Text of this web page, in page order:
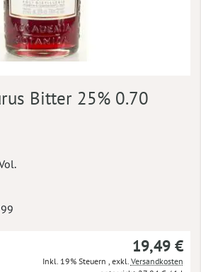
Bitter 25% 0.70
19,49 €
Inkl. 19% Steuern exkl. Versandkosten